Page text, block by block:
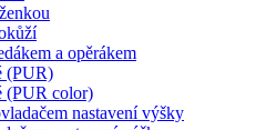
a opěrákem
(PUR)
(PUR color)
nastavení výšky